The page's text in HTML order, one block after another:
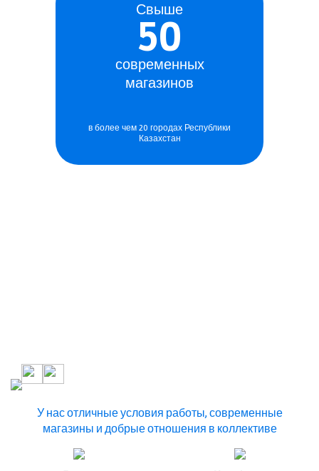
Свыше
50
современных
магазинов
в более чем 20 городах Республики
Казахстан
У нас отличные условия работы, современные
магазины и добрыеотношения в коллективе